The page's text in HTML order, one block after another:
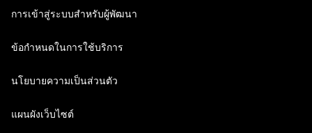
การเข้าสู่ระบบสำหรับผู้พัฒนา
ข้อกำหนดในการใช้บริการ
นโยบายความเป็นส่วนตัว
แผนผังเว็บไซต์